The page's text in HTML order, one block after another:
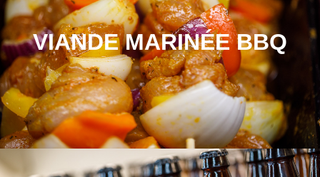
VIANDE MARINÉE BBQ